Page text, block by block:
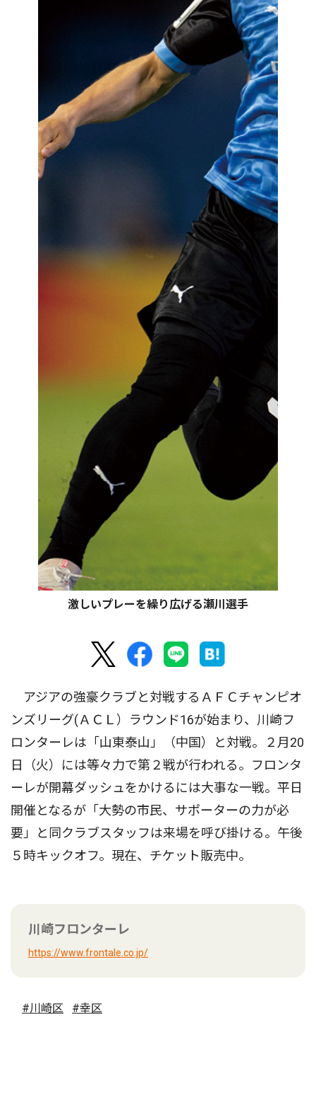
激しいプレーを繰り広げる瀬川選手
アジアの強豪クラブと対戦するＡＦＣチャンピオ
ンズリーグ(ＡＣＬ）ラウンド16が始まり、川崎フ
ロンターレは「山東泰山」（中国）と対戦。２月20
日（火）には等々力で第２戦が行われる。フロンタ
ーレが開幕ダッシュをかけるには大事な一戦。平日
開催となるが「大勢の市民、サポーターの力が必
要」と同クラブスタッフは来場を呼び掛ける。午後
５時キックオフ。現在、チケット販売中。
川崎フロンターレ
https://www.frontale.co.jp/
#川崎区 #幸区